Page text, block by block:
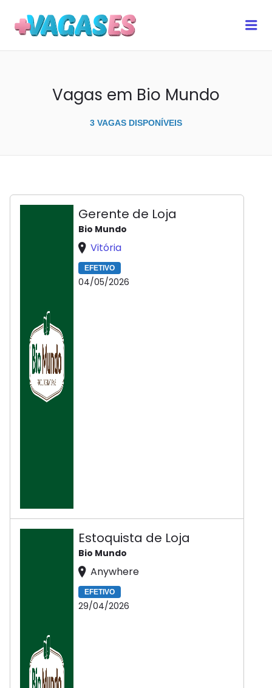
Vagas em Bio Mundo
3 VAGAS DISPONÍVEIS
Gerente de Loja
Bio Mundo
Vitória
EFETIVO
04/05/2026
Estoquista de Loja
Bio Mundo
Anywhere
EFETIVO
29/04/2026